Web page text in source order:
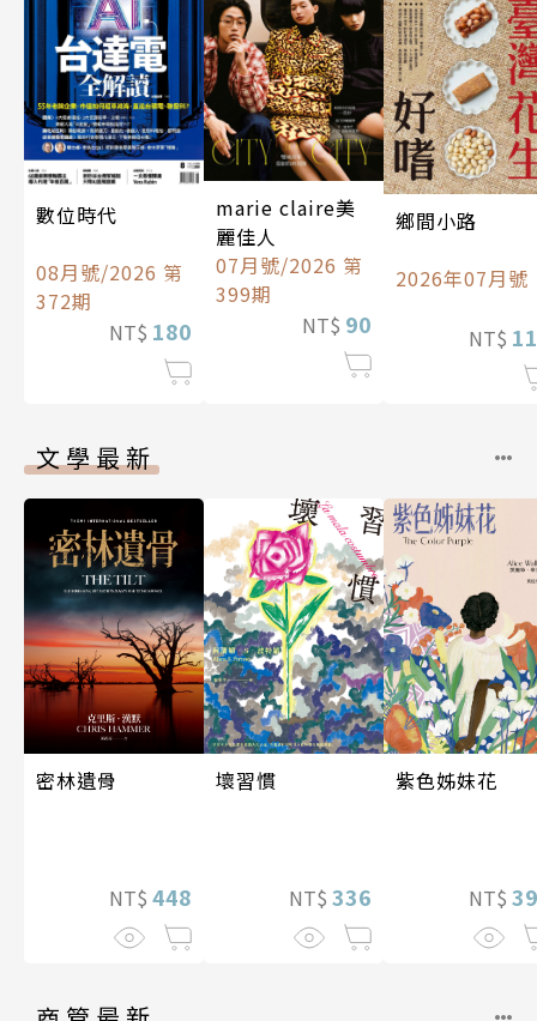
數位時代
08月號/2026 第
372期
NT$ 180
marie claire美
麗佳人
07月號/2026 第
399期
NT$ 90
鄉間小路
2026年07月號
NT$
文學最新
密林遺骨
NT$ 448
壞習慣
NT$ 336
紫色姊妹花
NT$